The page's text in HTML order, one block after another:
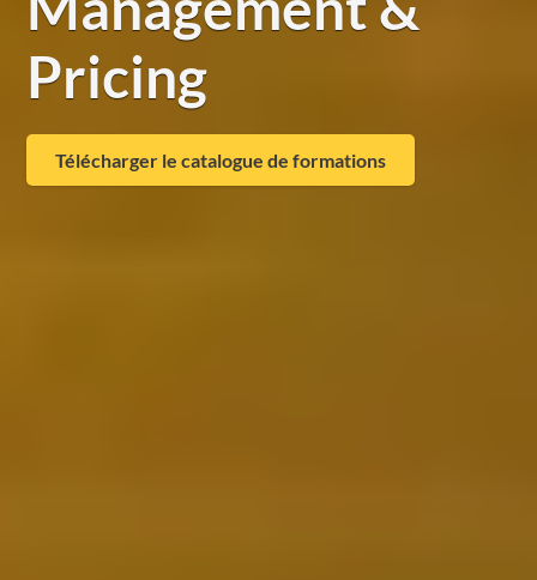
Pricing
Télécharger le catalogue de formations